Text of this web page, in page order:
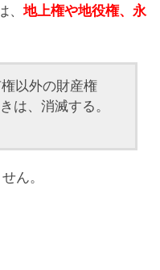
、地上権や地役権、永
以外の財産権
は、消滅する。
ん。